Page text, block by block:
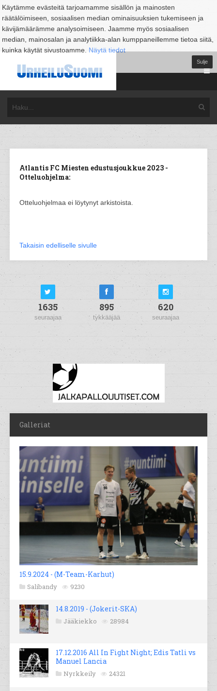
Käytämme evästeitä tarjoamamme sisällön ja mainosten
räätälöimiseen, sosiaalisen median ominaisuuksien tukemiseen ja
kävijämäärämme analysoimiseen. Jaamme myös sosiaalisen
median, mainosalan ja analytiikka-alan kumppaneillemme tietoa siitä,
kuinka käytät sivustoamme. Näytä tiedot
Sulje
Atlantis FC Miesten edustusjoukkue 2023 -
Otteluohjelma:
Otteluohjelmaa ei löytynyt arkistoista.
Takaisin edelliselle sivulle
1635
seuraajaa
895
tykkääjää
620
seuraajaa
Galleriat
15.9.2024 - (M-Team-Karhut)
Salibandy 9230
14.8.2019 - (Jokerit-SKA)
Jääkiekko 28984
17.12.2016 All In Fight Night; Edis Tatli vs
Manuel Lancia
Nyrkkeily 24321